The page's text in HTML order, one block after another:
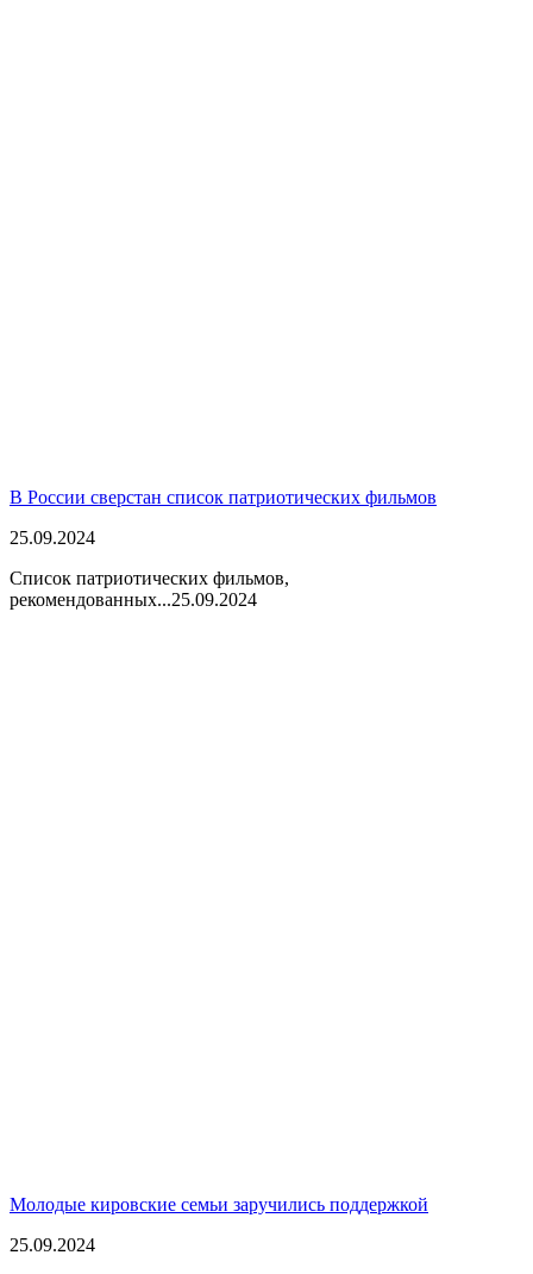
В России сверстан список патриотических фильмов
25.09.2024
Список патриотических фильмов,
рекомендованных...25.09.2024
Молодые кировские семьи заручились поддержкой
25.09.2024